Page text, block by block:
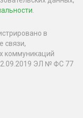
в
связи,
коммуникаций
ЭЛ № ФС 77